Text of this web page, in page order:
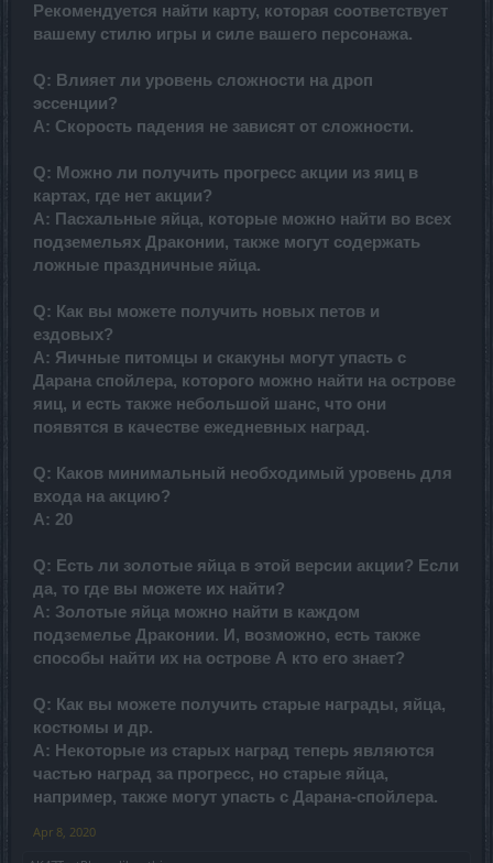
Рекомендуется найти карту, которая соответствует
вашему стилю игры и силе вашего персонажа.
Q: Влияет ли уровень сложности на дроп
эссенции?
A: Скорость падения не зависят от сложности.
Q: Можно ли получить прогресс акции из яиц в
картах, где нет акции?
A: Пасхальные яйца, которые можно найти во всех
подземельях Драконии, также могут содержать
ложные праздничные яйца.
Q: Как вы можете получить новых петов и
ездовых?
A: Яичные питомцы и скакуны могут упасть с
Дарана спойлера, которого можно найти на острове
яиц, и есть также небольшой шанс, что они
появятся в качестве ежедневных наград.
Q: Каков минимальный необходимый уровень для
входа на акцию?
A: 20
Q: Есть ли золотые яйца в этой версии акции? Если
да, то где вы можете их найти?
A: Золотые яйца можно найти в каждом
подземелье Драконии. И, возможно, есть также
способы найти их на острове А кто его знает?
Q: Как вы можете получить старые награды, яйца,
костюмы и др.
A: Некоторые из старых наград теперь являются
частью наград за прогресс, но старые яйца,
например, также могут упасть с Дарана-спойлера.
Apr 8, 2020